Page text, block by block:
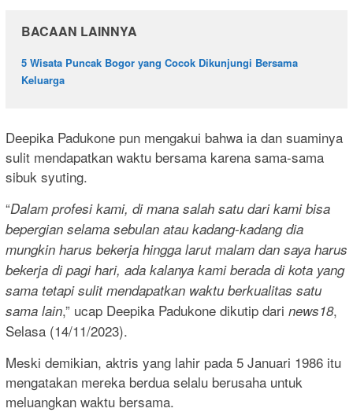
BACAAN LAINNYA
5 Wisata Puncak Bogor yang Cocok Dikunjungi Bersama
Keluarga
Deepika Padukone pun mengakui bahwa ia dan suaminya
sulit mendapatkan waktu bersama karena sama-sama
sibuk syuting.
“Dalam profesi kami, di mana salah satu dari kami bisa
bepergian selama sebulan atau kadang-kadang dia
mungkin harus bekerja hingga larut malam dan saya harus
bekerja di pagi hari, ada kalanya kami berada di kota yang
sama tetapi sulit mendapatkan waktu berkualitas satu
sama lain,” ucap Deepika Padukone dikutip dari news18,
Selasa (14/11/2023).
Meski demikian, aktris yang lahir pada 5 Januari 1986 itu
mengatakan mereka berdua selalu berusaha untuk
meluangkan waktu bersama.